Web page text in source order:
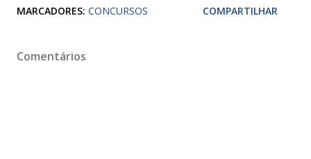
MARCADORES: CONCURSOS COMPARTILHAR
Comentários